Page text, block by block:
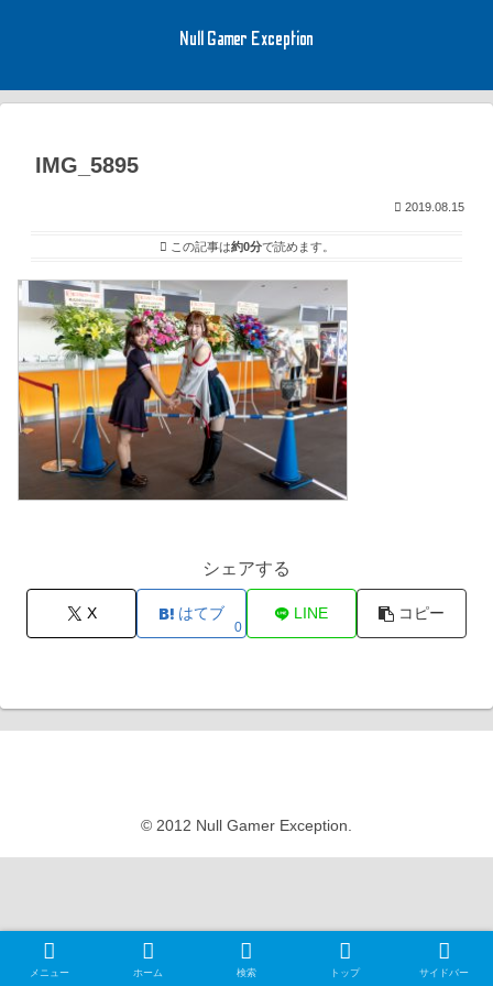
Null Gamer Exception
IMG_5895
2019.08.15
この記事は約0分で読めます。
シェアする
X はてブ
0
LINE コピー
© 2012 Null Gamer Exception.
メニュー ホーム 検索 トップ サイドバー